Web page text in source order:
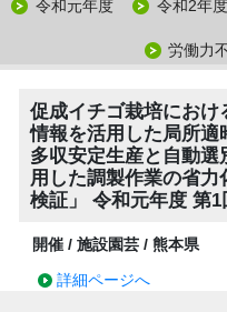
令和元年度 令和2年度
労働力
促成イチゴ栽培にお
情報を活用した局所適
多収安定生産と自動
用した調製作業の省
検証」 令和元年度 第
開催 / 施設園芸 / 熊本県
詳細ページへ